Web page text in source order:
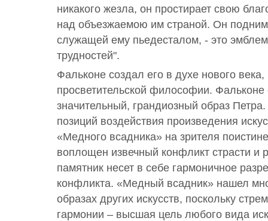
никакого жезла, он простирает свою
над объезжаемою им страной. Он
служащей ему пьедесталом, - это
трудностей".
Фальконе создал его в духе нового века,
просветительской философии.
значительный, грандиозный образ
позиций воздействия произведения
«Медного всадника» на зрителя
воплощен извечный конфликт страсти и
памятник несет в себе гармоничное
конфликта. «Медный всадник» нашел
образах других искусств, поскольку
гармонии – высшая цель любого вида